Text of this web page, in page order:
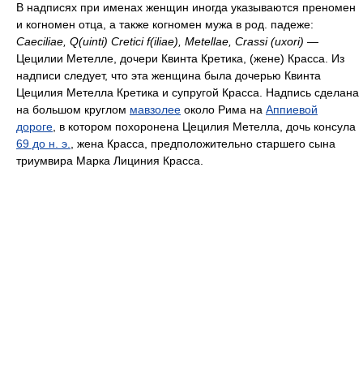
В надписях при именах женщин иногда указываются преномен
и когномен отца, а также когномен мужа в род. падеже:
Caeciliae, Q(uinti) Cretici f(iliae), Metellae, Crassi (uxori) —
Цецилии Метелле, дочери Квинта Кретика, (жене) Красса. Из
надписи следует, что эта женщина была дочерью Квинта
Цецилия Метелла Кретика и супругой Красса. Надпись сделана
на большом круглом мавзолее около Рима на Аппиевой
дороге , в котором похоронена Цецилия Метелла, дочь консула
69 до н. э.
, жена Красса, предположительно старшего сына
триумвира Марка Лициния Красса.